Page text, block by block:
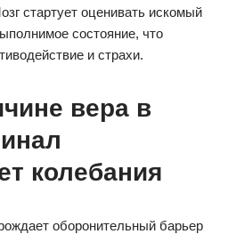
стартует оценивать искомый
состояние, что
и страхи.
вера в
колебания
оборонительный барьер